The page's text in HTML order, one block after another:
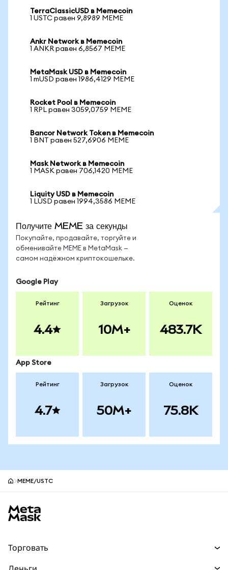
TerraClassicUSD в Memecoin
1 USTC равен 9,8989 MEME
Ankr Network в Memecoin
1 ANKR равен 6,8567 MEME
MetaMask USD в Memecoin
1 mUSD равен 1986,4129 MEME
Rocket Pool в Memecoin
1 RPL равен 3059,0759 MEME
Bancor Network Token в Memecoin
1 BNT равен 527,6906 MEME
Mask Network в Memecoin
1 MASK равен 706,1420 MEME
Liquity USD в Memecoin
1 LUSD равен 1994,3586 MEME
Получите MEME за секунды
Покупайте, продавайте, торгуйте и
обменивайте MEME в MetaMask —
самом надёжном криптокошельке.
Google Play
Рейтинг
4.4
Загрузок
10M+
Оценок
483.7K
App Store
Рейтинг
4.7
Загрузок
50M+
Оценок
75.8K
MEME/USTC
Торговать